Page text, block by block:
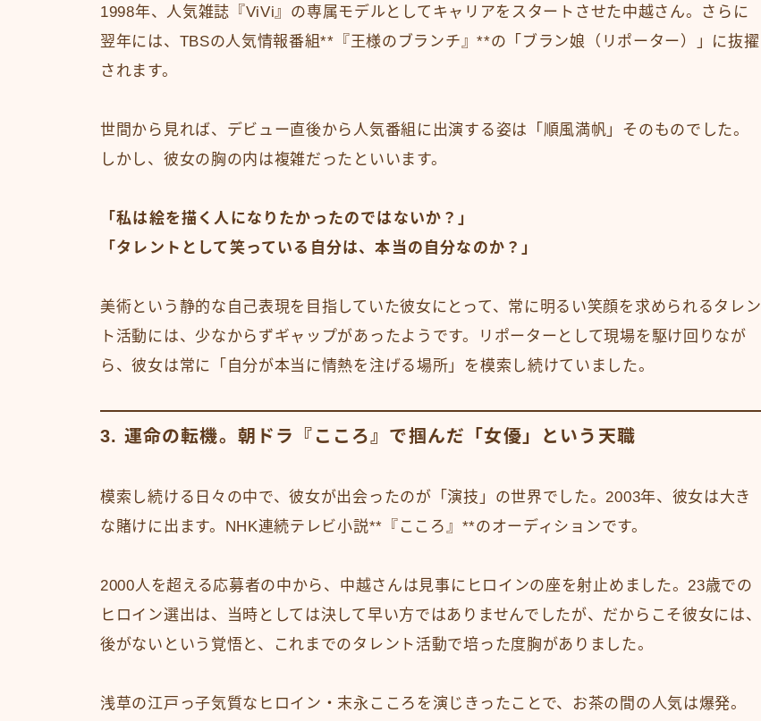
1998年、人気雑誌『ViVi』の専属モデルとしてキャリアをスタートさせた中越さん。さらに
翌年には、TBSの人気情報番組**『王様のブランチ』**の「ブラン娘（リポーター）」に抜擢
されます。
世間から見れば、デビュー直後から人気番組に出演する姿は「順風満帆」そのものでした。
しかし、彼女の胸の内は複雑だったといいます。
「私は絵を描く人になりたかったのではないか？」
「タレントとして笑っている自分は、本当の自分なのか？」
美術という静的な自己表現を目指していた彼女にとって、常に明るい笑顔を求められるタレン
ト活動には、少なからずギャップがあったようです。リポーターとして現場を駆け回りなが
ら、彼女は常に「自分が本当に情熱を注げる場所」を模索し続けていました。
3. 運命の転機。朝ドラ『こころ』で掴んだ「女優」という天職
模索し続ける日々の中で、彼女が出会ったのが「演技」の世界でした。2003年、彼女は大き
な賭けに出ます。NHK連続テレビ小説**『こころ』**のオーディションです。
2000人を超える応募者の中から、中越さんは見事にヒロインの座を射止めました。23歳での
ヒロイン選出は、当時としては決して早い方ではありませんでしたが、だからこそ彼女には、
後がないという覚悟と、これまでのタレント活動で培った度胸がありました。
浅草の江戸っ子気質なヒロイン・末永こころを演じきったことで、お茶の間の人気は爆発。